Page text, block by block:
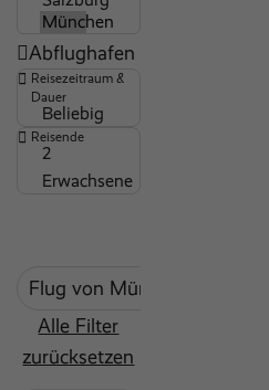
Abflughafen
Reisezeitraum &
Dauer
Beliebig
Reisende
2
Erwachsene
Flug von München
Alle Filter
zurücksetzen